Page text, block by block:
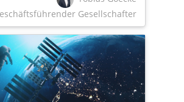
Gesellschafter